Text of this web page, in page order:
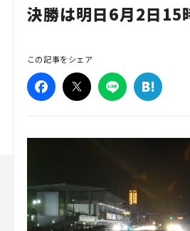
決勝は明日6月2日15
この記事をシェア
Traffic
Special
Series
マツダ｜Mazda
マツダ ロードス